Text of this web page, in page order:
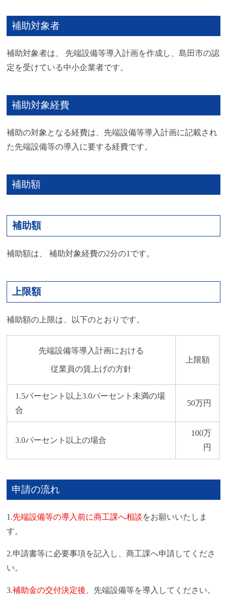
補助対象者
補助対象者は、 先端設備等導入計画を作成し、島田市の認
定を受けている中小企業者です。
補助対象経費
補助の対象となる経費は、先端設備等導入計画に記載され
た先端設備等の導入に要する経費です。
補助額
補助額
補助額は、 補助対象経費の2分の1です。
上限額
補助額の上限は、以下のとおりです。
先端設備等導入計画における
従業員の賃上げの方針
上限額
1.5パーセント以上3.0パーセント未満の場
合
50万円
3.0パーセント以上の場合
100万
円
申請の流れ
1.先端設備等の導入前に商工課へ相談をお願いいたしま
す。
2.申請書等に必要事項を記入し、商工課へ申請してくださ
い。
3.補助金の交付決定後 、先端設備等を導入してください。